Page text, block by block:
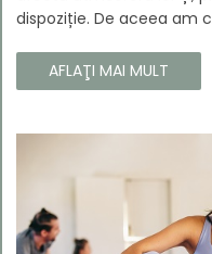
dispoziție. De aceea am
fiecare colț al casei tale
iarnă. Noua noastră
interiorul casei tale. Te
trecătoare ale iernii să
AFLAŢI MAI MULT